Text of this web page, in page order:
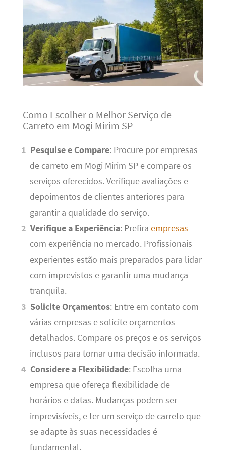
Como Escolher o Melhor Serviço de
Carreto em Mogi Mirim SP
Pesquise e Compare: Procure por empresas
de carreto em Mogi Mirim SP e compare os
serviços oferecidos. Verifique avaliações e
depoimentos de clientes anteriores para
garantir a qualidade do serviço.
Verifique a Experiência: Prefiraempresas
com experiência no mercado. Profissionais
experientes estão mais preparados para lidar
com imprevistos e garantir uma mudança
tranquila.
Solicite Orçamentos: Entre em contato com
várias empresas e solicite orçamentos
detalhados. Compare os preços e os serviços
inclusos para tomar uma decisão informada.
Considere a Flexibilidade: Escolha uma
empresa que ofereça flexibilidade de
horários e datas. Mudanças podem ser
imprevisíveis, e ter um serviço de carreto que
se adapte às suas necessidades é
fundamental.